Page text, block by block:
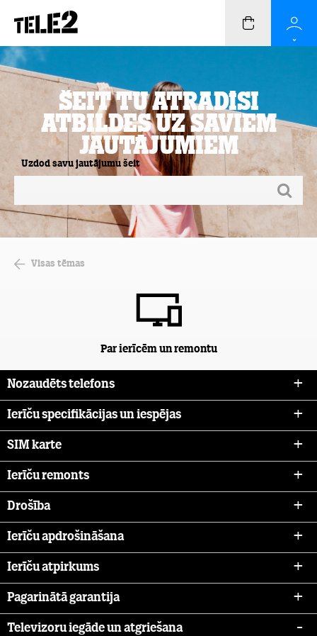
Šeit Tu atradīsi
atbildes uz saviem
jautājumiem
Uzdod savu jautājumu šeit
Visas tēmas
Par ierīcēm un remontu
Nozaudēts telefons
Ierīču specifikācijas un iespējas
SIM karte
Ierīču remonts
Drošība
Ierīču apdrošināšana
Ierīču atpirkums
Pagarinātā garantija
Televizoru iegāde un atgriešana